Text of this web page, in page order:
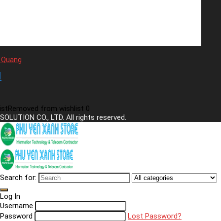
Removed from wishlist 0
SOLUTION CO., LTD. All rights reserved.
Search for:
Log In
Username
Password
Lost Password?